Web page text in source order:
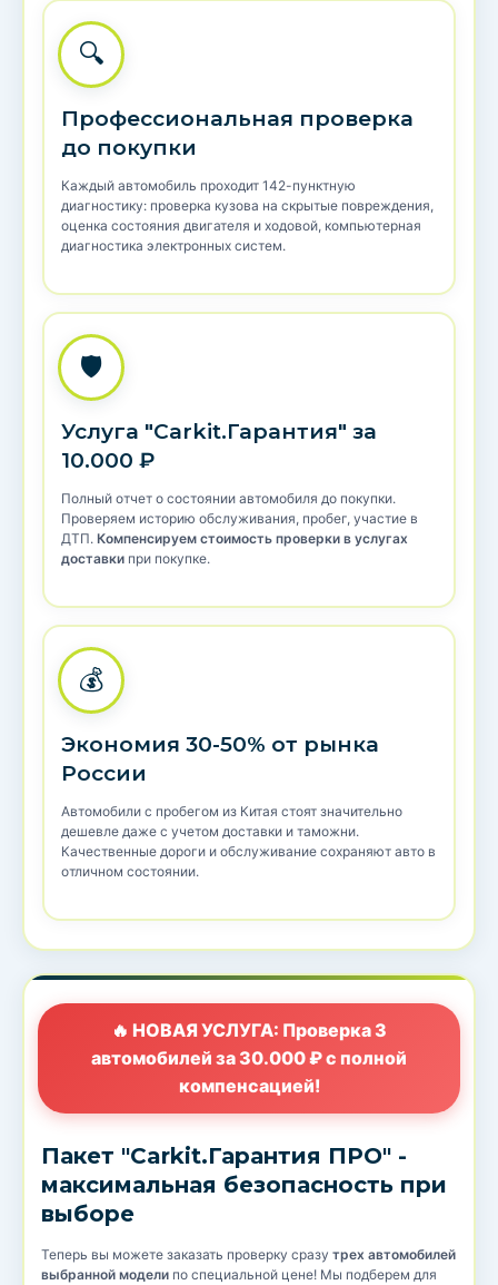
🔍
Профессиональная проверка
до покупки
Каждый автомобиль проходит 142-пунктную
диагностику: проверка кузова на скрытые повреждения,
оценка состояния двигателя и ходовой, компьютерная
диагностика электронных систем.
🛡️
Услуга "Carkit.Гарантия" за
10.000 ₽
Полный отчет о состоянии автомобиля до покупки.
Проверяем историю обслуживания, пробег, участие в
ДТП. Компенсируем стоимость проверки в услугах
доставки при покупке.
💰
Экономия 30-50% от рынка
России
Автомобили с пробегом из Китая стоят значительно
дешевле даже с учетом доставки и таможни.
Качественные дороги и обслуживание сохраняют авто в
отличном состоянии.
🔥 НОВАЯ УСЛУГА: Проверка 3
автомобилей за 30.000 ₽ с полной
компенсацией!
Пакет "Carkit.Гарантия ПРО" -
максимальная безопасность при
выборе
Теперь вы можете заказать проверку сразу трех автомобилей
выбранной модели по специальной цене! Мы подберем для